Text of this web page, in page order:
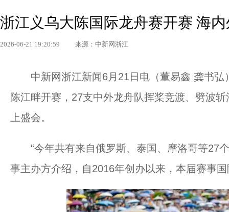
浙江义乌大陈国际龙舟赛开赛 海
2026-06-21 19:20:59 来源：中新网浙江
中新网浙江新闻6月21日电（董易鑫 龚书弘
陈江畔开赛，27支中外龙舟队挥桨竞渡、劈波
上盛会。
“今年共有来自俄罗斯、泰国、摩洛哥等27个
事主办方介绍，自2016年创办以来，本届赛事